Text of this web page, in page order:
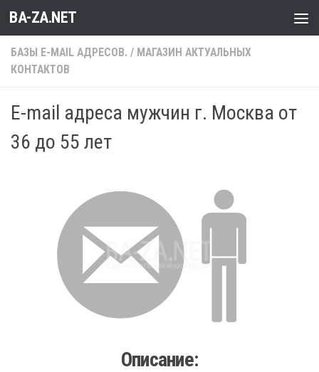
Перейти к содержимому
BA-ZA.NET
БАЗЫ E-MAIL АДРЕСОВ. / МАГАЗИН АКТУАЛЬНЫХ
КОНТАКТОВ
E-mail адреса мужчин г. Москва от
36 до 55 лет
Описание: